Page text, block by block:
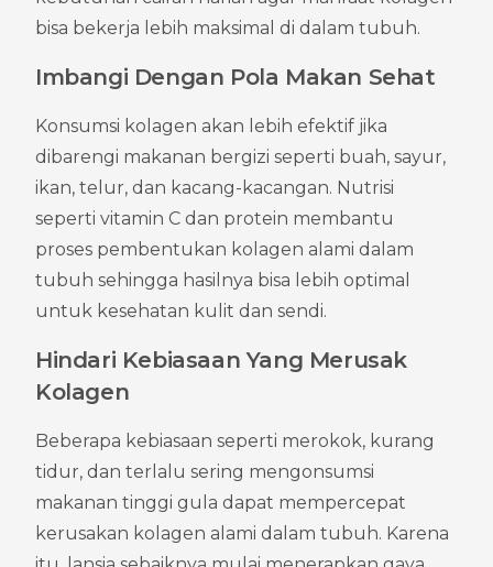
bisa bekerja lebih maksimal di dalam tubuh.
Imbangi Dengan Pola Makan Sehat
Konsumsi kolagen akan lebih efektif jika
dibarengi makanan bergizi seperti buah, sayur,
ikan, telur, dan kacang-kacangan. Nutrisi
seperti vitamin C dan protein membantu
proses pembentukan kolagen alami dalam
tubuh sehingga hasilnya bisa lebih optimal
untuk kesehatan kulit dan sendi.
Hindari Kebiasaan Yang Merusak
Kolagen
Beberapa kebiasaan seperti merokok, kurang
tidur, dan terlalu sering mengonsumsi
makanan tinggi gula dapat mempercepat
kerusakan kolagen alami dalam tubuh. Karena